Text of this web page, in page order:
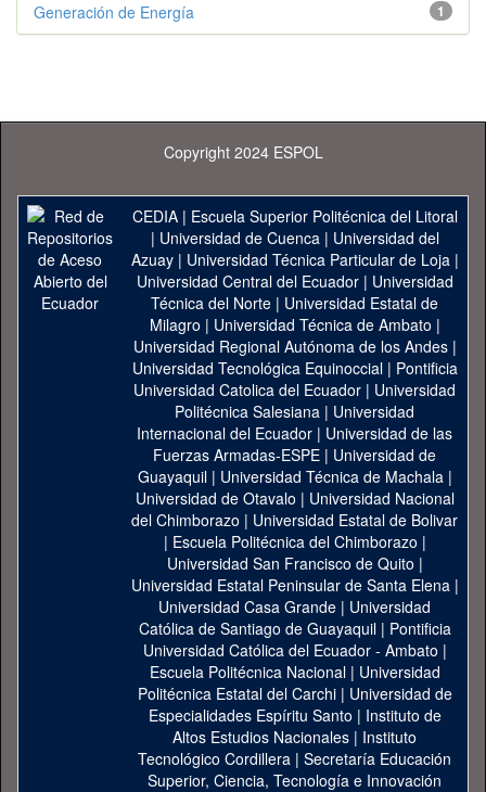
1
Generación de Energía
Copyright 2024 ESPOL
CEDIA| Escuela Superior Politécnica del Litoral
| Universidad de Cuenca| Universidad del
Azuay| Universidad Técnica Particular de Loja|
Universidad Central del Ecuador| Universidad
Técnica del Norte | Universidad Estatal de
Milagro | Universidad Técnica de Ambato |
Universidad Regional Autónoma de los Andes|
Universidad Tecnológica Equinoccial| Pontificia
Universidad Catolica del Ecuador | Universidad
Politécnica Salesiana | Universidad
Internacional del Ecuador | Universidad de las
Fuerzas Armadas-ESPE | Universidad de
Guayaquil| Universidad Técnica de Machala|
Universidad de Otavalo | Universidad Nacional
del Chimborazo | Universidad Estatal de Bolivar
| Escuela Politécnica del Chimborazo |
Universidad San Francisco de Quito |
Universidad Estatal Peninsular de Santa Elena|
Universidad Casa Grande | Universidad
Católica de Santiago de Guayaquil| Pontificia
Universidad Católica del Ecuador - Ambato |
Escuela Politécnica Nacional| Universidad
Politécnica Estatal del Carchi| Universidad de
Especialidades Espíritu Santo | Instituto de
Altos Estudios Nacionales | Instituto
Tecnológico Cordillera | Secretaría Educación
Superior, Ciencia, Tecnología e Innovación